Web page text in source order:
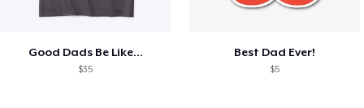
Good Dads Be Like...
$35
Best Dad Ever!
$5